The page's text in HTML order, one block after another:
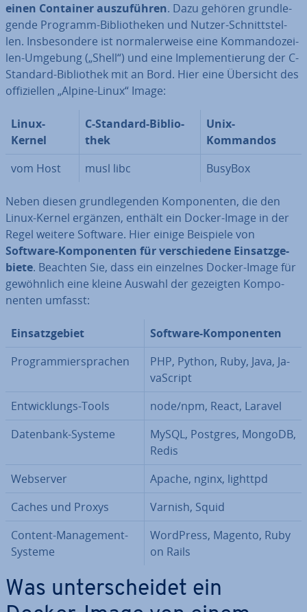
einen Container aus­zu­füh­ren. Dazu gehören grund­le­
gen­de Programm-Bi­blio­the­ken und Nutzer-Schnitt­stel­
len. Ins­be­son­de­re ist nor­ma­ler­wei­se eine Kom­man­do­zei­
len-Umgebung („Shell“) und eine Im­ple­men­tie­rung der C-
Standard-Bi­blio­thek mit an Bord. Hier eine Übersicht des
of­fi­zi­el­len „Alpine-Linux“ Image:
Linux-
Kernel
C-Standard-Bi­blio­
thek
Unix-
Kommandos
vom Host
musl libc BusyBox
Neben diesen grund­le­gen­den Kom­po­nen­ten, die den
Linux-Kernel ergänzen, enthält ein Docker-Image in der
Regel weitere Software. Hier einige Beispiele von
Software-Kom­po­nen­ten für ver­schie­de­ne Ein­satz­ge­
bie­te. Beachten Sie, dass ein einzelnes Docker-Image für
ge­wöhn­lich eine kleine Auswahl der gezeigten Kom­po­
nen­ten umfasst:
Ein­satz­ge­biet
Software-Kom­po­nen­ten
Pro­gram­mier­spra­chen
PHP, Python, Ruby, Java, Ja­
va­Script
Ent­wick­lungs-Tools
node/npm, React, Laravel
Datenbank-Systeme
MySQL, Postgres, MongoDB,
Redis
Webserver
Apache, nginx, lighttpd
Caches und Proxys
Varnish, Squid
Content-Ma­nage­ment-
Systeme
WordPress, Magento, Ruby
on Rails
Was un­ter­schei­det ein